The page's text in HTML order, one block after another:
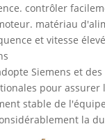
contrôler
matériau
et vitesse
Siemens et
pour assurer
stable de
la